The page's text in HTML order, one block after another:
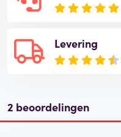
Levering
2 beoordelingen